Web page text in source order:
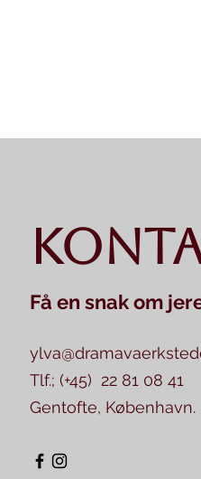
Få en snak om
Tlf.; (+45) 22 81 08 41
Gentofte, København.